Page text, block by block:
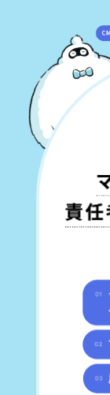
イラスト・キャラ
その他